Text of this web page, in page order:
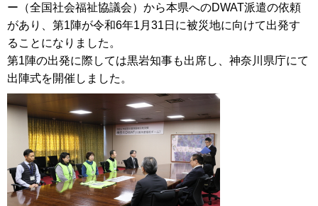
ー（全国社会福祉協議会）から本県へのDWAT派遣の依頼
があり、第1陣が令和6年1月31日に被災地に向けて出発す
ることになりました。
第1陣の出発に際しては黒岩知事も出席し、神奈川県庁にて
出陣式を開催しました。